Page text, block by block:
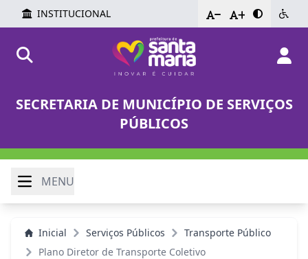
INSTITUCIONAL - +
SECRETARIA DE MUNICÍPIO DE SERVIÇOS
PÚBLICOS
MENU
Inicial Serviços Públicos
Transporte Público
Plano Diretor de Transporte Coletivo